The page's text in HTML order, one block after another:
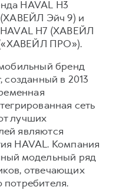
HAVAL H3
Эйч 9) и
H7 (ХАВЕЙЛ
(«ХАВЕЙЛ ПРО»).
бренд
в 2013
сеть
лучших
являются
HAVAL. Компания
модельный ряд
отвечающих
потребителя.